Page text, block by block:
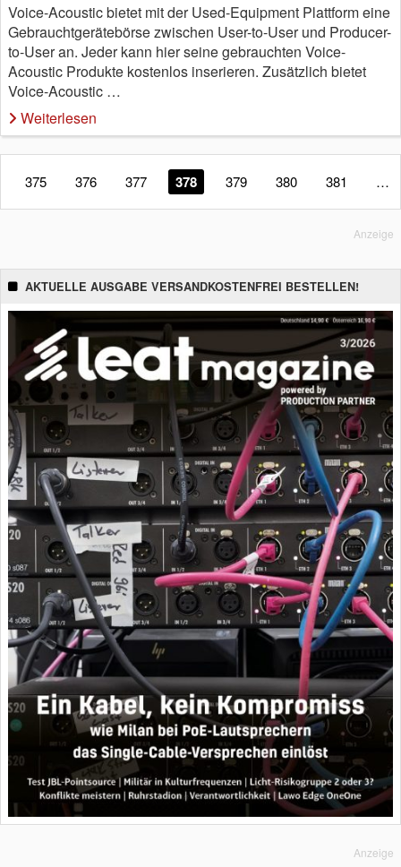
Voice-Acoustic bietet mit der Used-Equipment Plattform eine
Gebrauchtgerätebörse zwischen User-to-User und Producer-
to-User an. Jeder kann hier seine gebrauchten Voice-
Acoustic Produkte kostenlos inserieren. Zusätzlich bietet
Voice-Acoustic …
Weiterlesen
375 376 377 378 379 380 381 …
Anzeige
AKTUELLE AUSGABE VERSANDKOSTENFREI BESTELLEN!
Anzeige